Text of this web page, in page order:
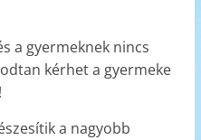
a gyermeknek nincs
kérhet a gyermeke
a nagyobb